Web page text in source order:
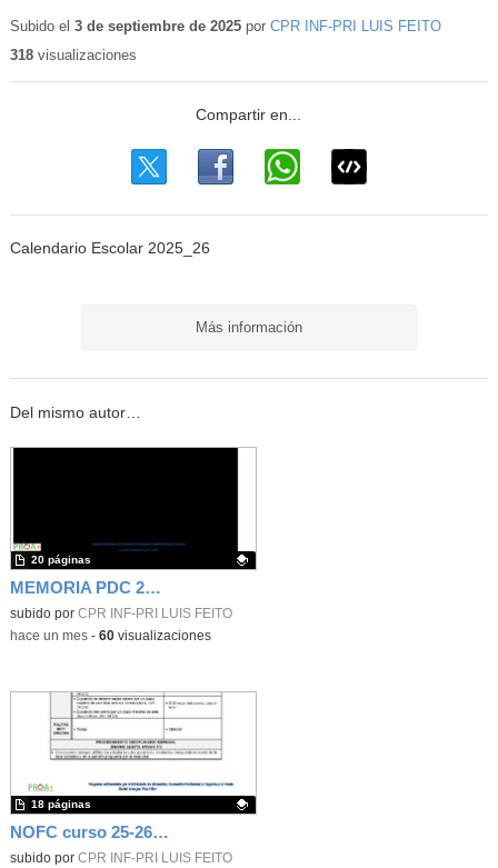
Subido el 3 de septiembre de 2025por CPR INF-PRI LUIS FEITO
318visualizaciones
Calendario Escolar 2025_26
Más información
Del mismo autor…
MEMORIA PDC 25-26 COLEGIO LUIS FEITO
Contenido educativo.
subido por CPR INF-PRI LUIS FEITO
20 páginas
-hace un mes- 60visualizaciones
NOFC curso 25-26. Colegio Luis Feito
Contenido educativo.
subido por CPR INF-PRI LUIS FEITO
18 páginas